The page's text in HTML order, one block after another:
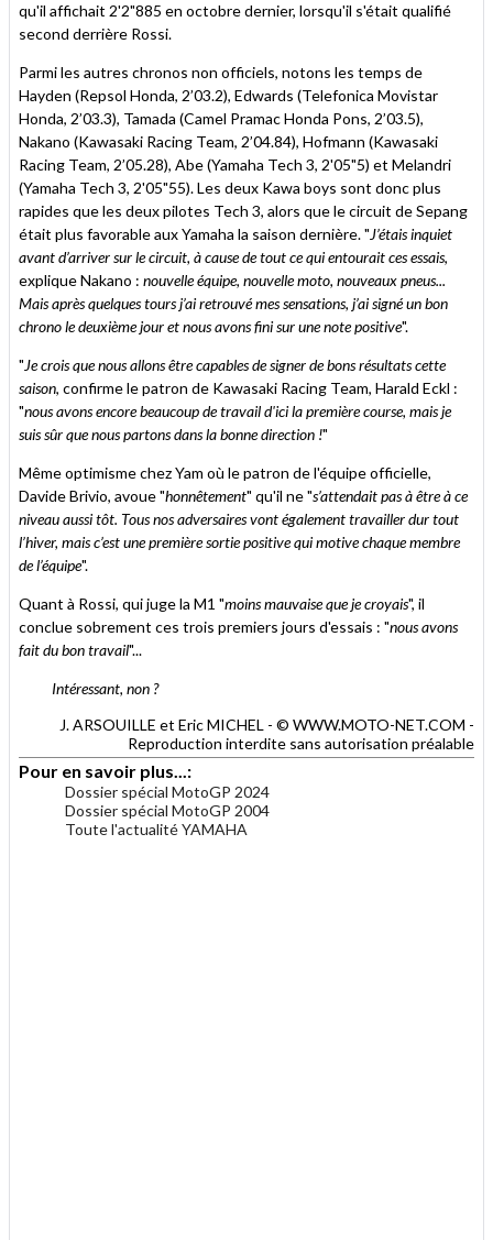
qu'il affichait 2'2"885 en octobre dernier, lorsqu'il s'était qualifié
second derrière Rossi.
Parmi les autres chronos non officiels, notons les temps de
Hayden (Repsol Honda, 2’03.2), Edwards (Telefonica Movistar
Honda, 2’03.3), Tamada (Camel Pramac Honda Pons, 2’03.5),
Nakano (Kawasaki Racing Team, 2’04.84), Hofmann (Kawasaki
Racing Team, 2’05.28), Abe (Yamaha Tech 3, 2'05"5) et Melandri
(Yamaha Tech 3, 2'05"55). Les deux Kawa boys sont donc plus
rapides que les deux pilotes Tech 3, alors que le circuit de Sepang
était plus favorable aux Yamaha la saison dernière. "J’étais inquiet
avant d’arriver sur le circuit, à cause de tout ce qui entourait ces essais,
explique Nakano : nouvelle équipe, nouvelle moto, nouveaux pneus...
Mais après quelques tours j’ai retrouvé mes sensations, j’ai signé un bon
chrono le deuxième jour et nous avons fini sur une note positive".
"Je crois que nous allons être capables de signer de bons résultats cette
saison, confirme le patron de Kawasaki Racing Team, Harald Eckl :
"nous avons encore beaucoup de travail d'ici la première course, mais je
suis sûr que nous partons dans la bonne direction !"
Même optimisme chez Yam où le patron de l'équipe officielle,
Davide Brivio, avoue "honnêtement" qu'il ne "s’attendait pas à être à ce
niveau aussi tôt. Tous nos adversaires vont également travailler dur tout
l’hiver, mais c’est une première sortie positive qui motive chaque membre
de l’équipe".
Quant à Rossi, qui juge la M1 "moins mauvaise que je croyais", il
conclue sobrement ces trois premiers jours d'essais : "nous avons
fait du bon travail"...
Intéressant, non ?
J. ARSOUILLE et Eric MICHEL - © WWW.MOTO-NET.COM -
Reproduction interdite sans autorisation préalable
Pour en savoir plus...:
Dossier spécial MotoGP 2024
Dossier spécial MotoGP 2004
Toute l'actualité YAMAHA